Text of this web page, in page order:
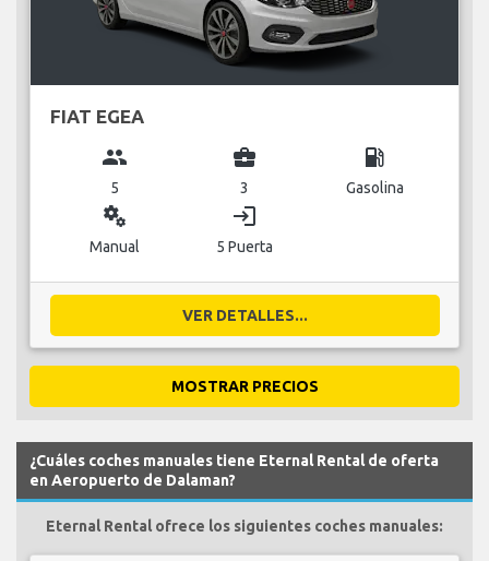
FIAT EGEA
group
5
business_center
3
local_gas_station
Gasolina
miscellaneous_services
Manual
login
5 Puerta
VER DETALLES...
MOSTRAR PRECIOS
¿Cuáles coches manuales tiene Eternal Rental de oferta
en Aeropuerto de Dalaman?
Eternal Rental ofrece los siguientes coches manuales: